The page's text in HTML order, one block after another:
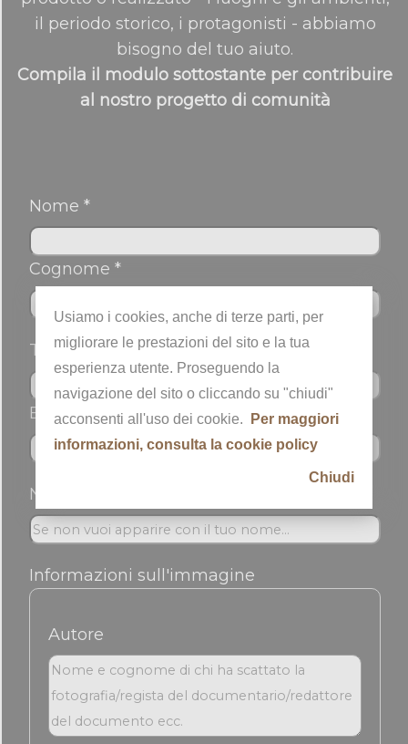
il periodo storico, i protagonisti - abbiamo
bisogno del tuo aiuto.
Compila il modulo sottostante per contribuire
al nostro progetto di comunità
Nome *
Cognome *
Telefono
Email *
Nickname
Informazioni sull'immagine
Autore
Usiamo i cookies, anche di terze parti, per
migliorare le prestazioni del sito e la tua
esperienza utente. Proseguendo la
navigazione del sito o cliccando su "chiudi"
acconsenti all'uso dei cookie.
Per maggiori
informazioni, consulta la cookie policy
Chiudi